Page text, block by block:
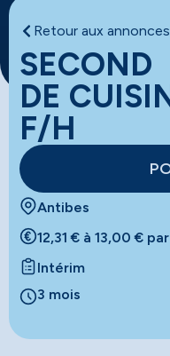
Retour aux annonces
SECOND
DE
F/H
Antibes
12,31 € à 13,00 €
Intérim
3 mois